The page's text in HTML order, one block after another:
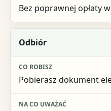
Bez poprawnej opłaty
Odbiór
Pobierasz dokument